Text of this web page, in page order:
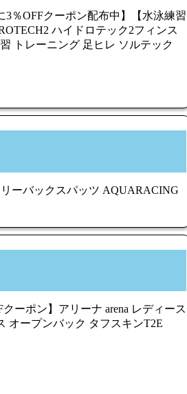
3％OFFクーポン配布中】【水泳練習
ハイドロテック2フィンス
トレーニング 足ヒレ ソルテック
ーバックスパッツ AQUARACING
クーポン】アリーナ arena レディース
オープンバック タフスキンT2E